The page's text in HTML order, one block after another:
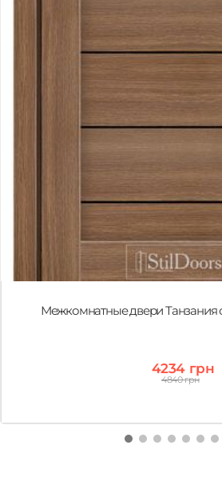
Межкомнатные двери Танзания
4234 грн
4840 грн